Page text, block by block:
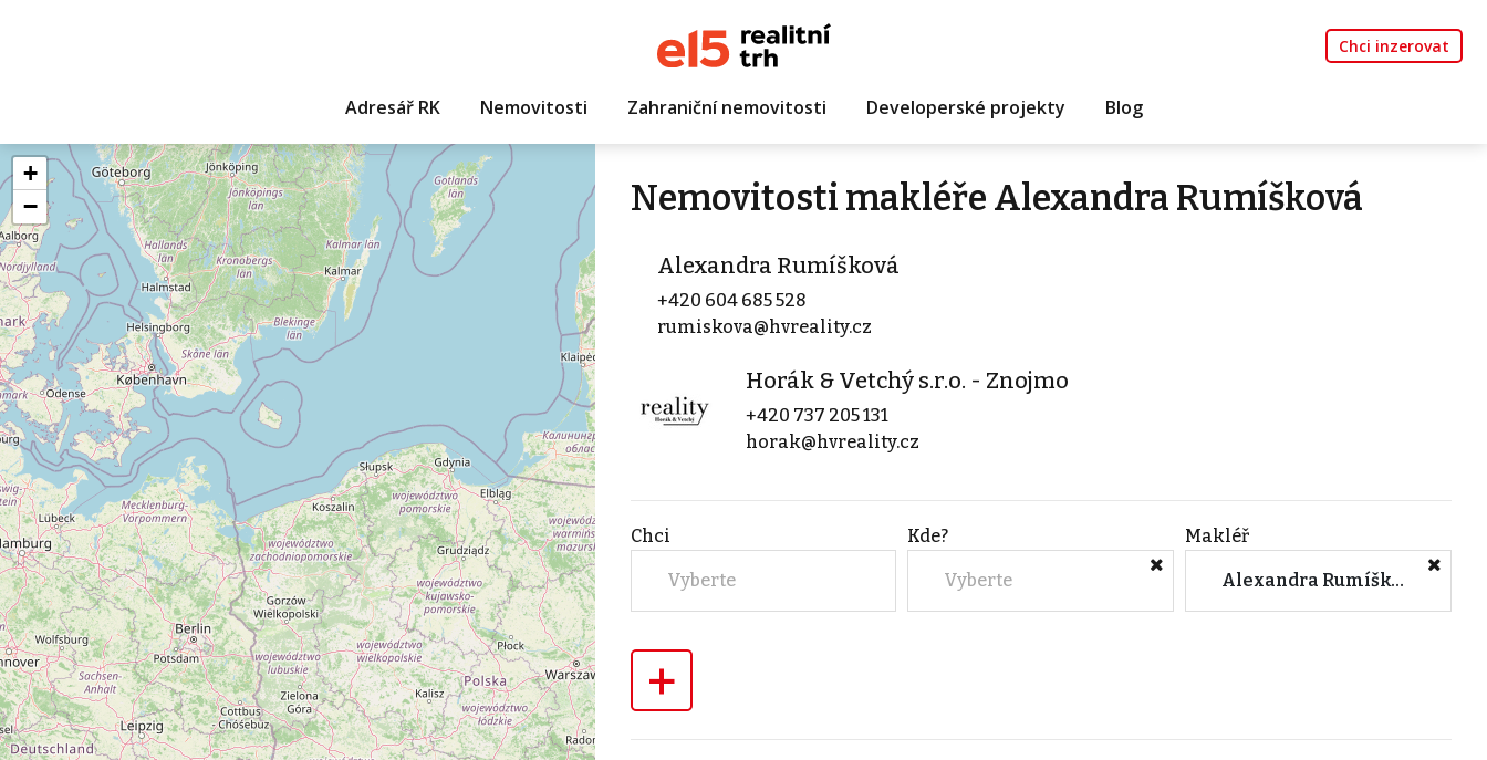
Chci inzerovat
Adresář RK Nemovitosti Zahraniční nemovitosti Developerské projekty Blog
+
−
Nemovitosti makléře Alexandra Rumíšková
Alexandra Rumíšková
+420 604 685 528
rumiskova@hvreality.cz
Horák & Vetchý s.r.o. - Znojmo
+420 737 205 131
horak@hvreality.cz
Chci
Vyberte
Kde?
Vyberte
Makléř
Alexandra Rumíšková (Horák & Vetchý s.r.o. - Znojmo)
+